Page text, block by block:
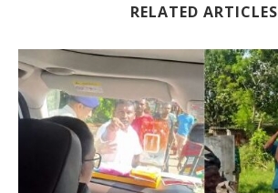
RELATED ARTICLES